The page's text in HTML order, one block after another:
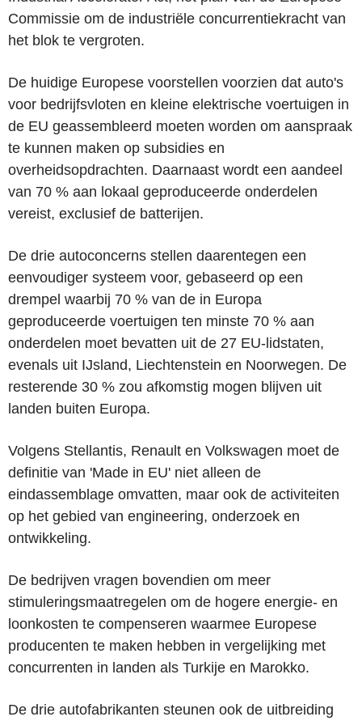
Commissie om de industriële concurrentiekracht van
het blok te vergroten.
De huidige Europese voorstellen voorzien dat auto's
voor bedrijfsvloten en kleine elektrische voertuigen in
de EU geassembleerd moeten worden om aanspraak
te kunnen maken op subsidies en
overheidsopdrachten. Daarnaast wordt een aandeel
van 70 % aan lokaal geproduceerde onderdelen
vereist, exclusief de batterijen.
De drie autoconcerns stellen daarentegen een
eenvoudiger systeem voor, gebaseerd op een
drempel waarbij 70 % van de in Europa
geproduceerde voertuigen ten minste 70 % aan
onderdelen moet bevatten uit de 27 EU-lidstaten,
evenals uit IJsland, Liechtenstein en Noorwegen. De
resterende 30 % zou afkomstig mogen blijven uit
landen buiten Europa.
Volgens Stellantis, Renault en Volkswagen moet de
definitie van 'Made in EU' niet alleen de
eindassemblage omvatten, maar ook de activiteiten
op het gebied van engineering, onderzoek en
ontwikkeling.
De bedrijven vragen bovendien om meer
stimuleringsmaatregelen om de hogere energie- en
loonkosten te compenseren waarmee Europese
producenten te maken hebben in vergelijking met
concurrenten in landen als Turkije en Marokko.
De drie autofabrikanten steunen ook de uitbreiding